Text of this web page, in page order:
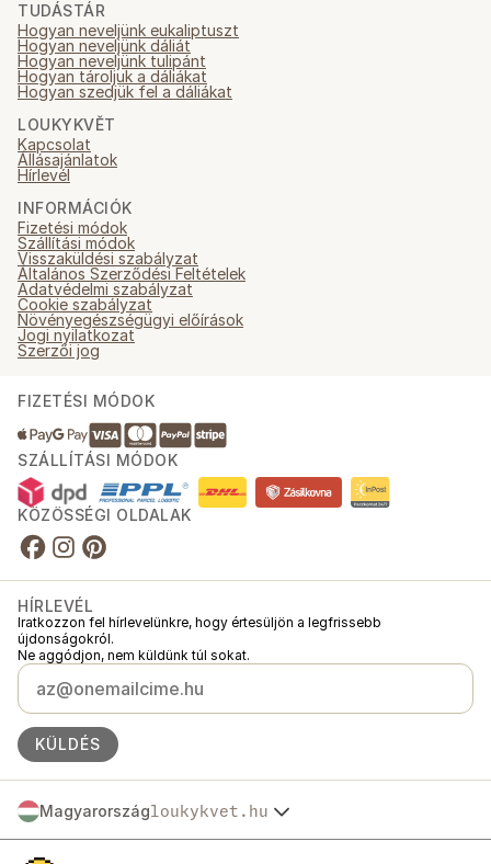
TUDÁSTÁR
Hogyan neveljünk eukaliptuszt
Hogyan neveljünk dáliát
Hogyan neveljünk tulipánt
Hogyan tároljuk a dáliákat
Hogyan szedjük fel a dáliákat
LOUKYKVĚT
Kapcsolat
Állásajánlatok
Hírlevél
INFORMÁCIÓK
Fizetési módok
Szállítási módok
Visszaküldési szabályzat
Általános Szerződési Feltételek
Adatvédelmi szabályzat
Cookie szabályzat
Növényegészségügyi előírások
Jogi nyilatkozat
Szerzői jog
FIZETÉSI MÓDOK
SZÁLLÍTÁSI MÓDOK
KÖZÖSSÉGI OLDALAK
HÍRLEVÉL
Iratkozzon fel hírlevelünkre, hogy értesüljön a legfrissebb
újdonságokról.
Ne aggódjon, nem küldünk túl sokat.
KÜLDÉS
Magyarországloukykvet.hu
Česko
Slovensko